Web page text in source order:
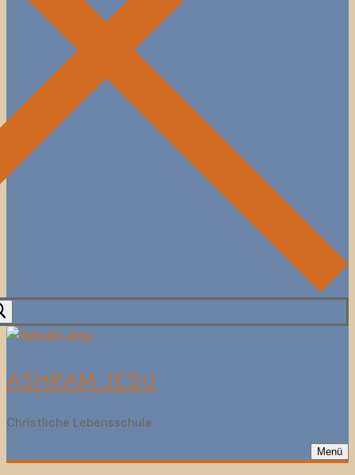
ASHRAM JESU
Christliche Lebensschule
Menü